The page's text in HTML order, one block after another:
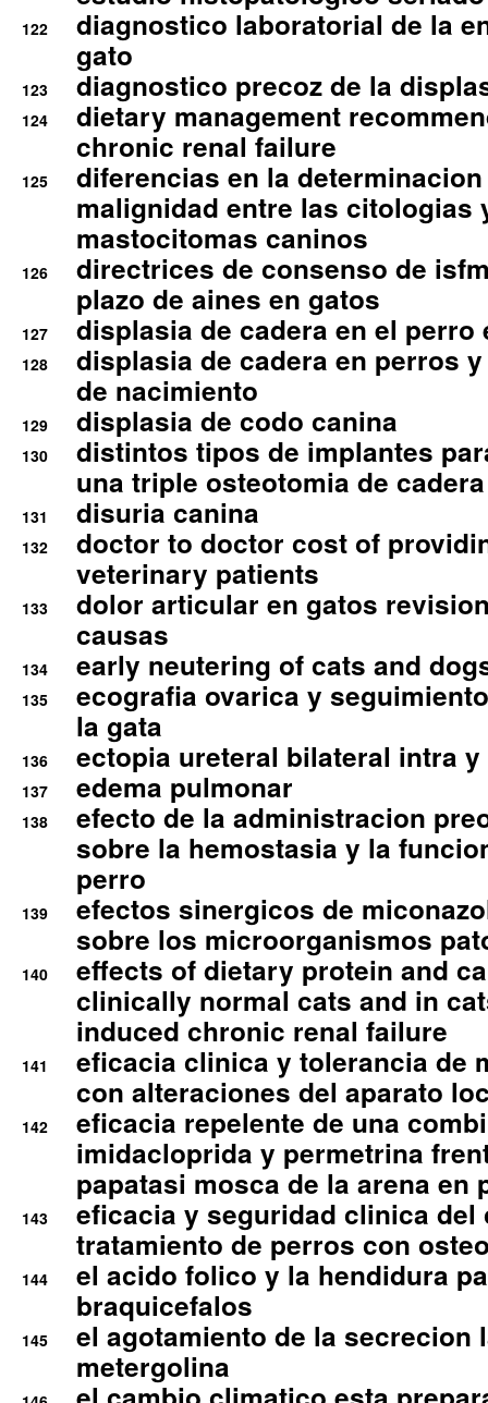
122
diagnostico laboratorial de la
gato
123 diagnostico precoz de la
124
dietary management
chronic renal failure
125
diferencias en la
malignidad entre las citologias
mastocitomas caninos
126
directrices de consenso de
plazo de aines en gatos
127 displasia de cadera en el perro
128
displasia de cadera en perros
de nacimiento
129 displasia de codo canina
130
distintos tipos de implantes
una triple osteotomia de cadera
131 disuria canina
132
doctor to doctor cost of
veterinary patients
133
dolor articular en gatos
causas
134 early neutering of cats and
135
ecografia ovarica y
la gata
136 ectopia ureteral bilateral intra
137 edema pulmonar
138
efecto de la administracion
sobre la hemostasia y la
perro
139
efectos sinergicos de
sobre los microorganismos
140
effects of dietary protein and
clinically normal cats and in
induced chronic renal failure
141
eficacia clinica y tolerancia de
con alteraciones del aparato
142
eficacia repelente de una
imidacloprida y permetrina
papatasi mosca de la arena en
143
eficacia y seguridad clinica del
tratamiento de perros con
144
el acido folico y la hendidura
braquicefalos
145
el agotamiento de la secrecion
metergolina